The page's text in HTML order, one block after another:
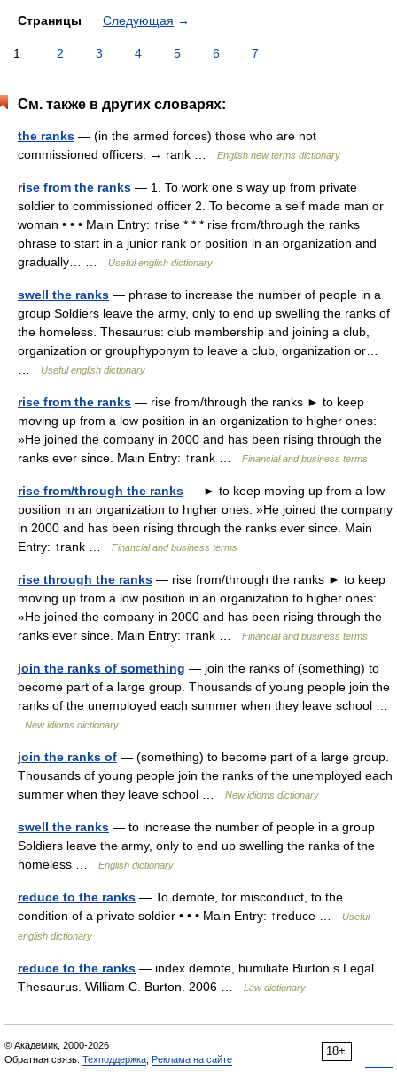
Страницы Следующая →
1 2 3 4 5 6 7
См. также в других словарях:
the ranks — (in the armed forces) those who are not
commissioned officers. → rank …
English new terms dictionary
rise from the ranks — 1. To work one s way up from private
soldier to commissioned officer 2. To become a self made man or
woman • • • Main Entry: ↑rise * * * rise from/​through the ranks
phrase to start in a junior rank or position in an organization and
gradually… …
Useful english dictionary
swell the ranks — phrase to increase the number of people in a
group Soldiers leave the army, only to end up swelling the ranks of
the homeless. Thesaurus: club membership and joining a club,
organization or grouphyponym to leave a club, organization or…
Useful english dictionary
rise from the ranks — rise from/through the ranks ► to keep
moving up from a low position in an organization to higher ones:
»He joined the company in 2000 and has been rising through the
ranks ever since. Main Entry: ↑rank …
Financial and business terms
rise from/through the ranks — ► to keep moving up from a low
position in an organization to higher ones: »He joined the company
in 2000 and has been rising through the ranks ever since. Main
Entry: ↑rank …
Financial and business terms
rise through the ranks — rise from/through the ranks ► to keep
moving up from a low position in an organization to higher ones:
»He joined the company in 2000 and has been rising through the
ranks ever since. Main Entry: ↑rank …
Financial and business terms
join the ranks of something — join the ranks of (something) to
become part of a large group. Thousands of young people join the
ranks of the unemployed each summer when they leave school …
New idioms dictionary
join the ranks of — (something) to become part of a large group.
Thousands of young people join the ranks of the unemployed each
summer when they leave school …
New idioms dictionary
swell the ranks — to increase the number of people in a group
Soldiers leave the army, only to end up swelling the ranks of the
homeless …
English dictionary
reduce to the ranks — To demote, for misconduct, to the
condition of a private soldier • • • Main Entry: ↑reduce …
Useful
english dictionary
reduce to the ranks — index demote, humiliate Burton s Legal
Thesaurus. William C. Burton. 2006 …
Law dictionary
18+
© Академик, 2000-2026
Обратная связь: Техподдержка Реклама на сайте